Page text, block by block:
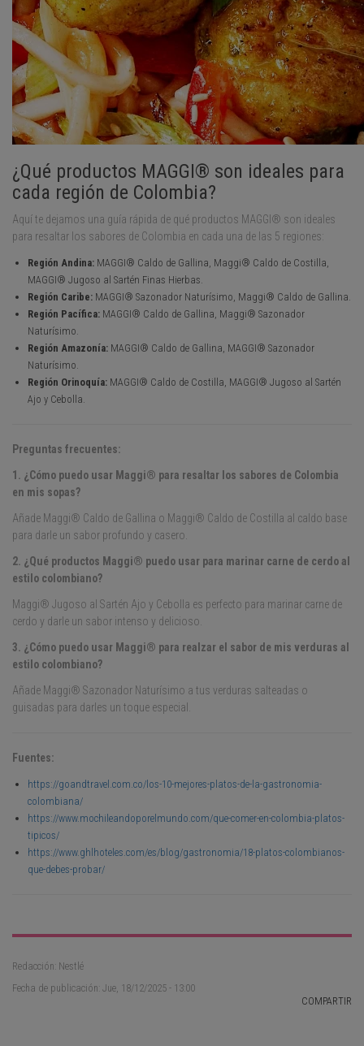
¿Qué productos MAGGI® son ideales para
cada región de Colombia?
Aquí te dejamos una guía rápida de qué productos MAGGI® son ideales
para resaltar los sabores de Colombia en cada una de las 5 regiones:
Región Andina:MAGGI® Caldo de Gallina, Maggi® Caldo de Costilla,
MAGGI® Jugoso al Sartén Finas Hierbas.
Región Caribe:MAGGI® Sazonador Naturísimo, Maggi® Caldo de Gallina.
Región Pacífica:MAGGI® Caldo de Gallina, Maggi® Sazonador
Naturísimo.
Región Amazonía:MAGGI® Caldo de Gallina, MAGGI® Sazonador
Naturísimo.
Región Orinoquía:MAGGI® Caldo de Costilla, MAGGI® Jugoso al Sartén
Ajo y Cebolla.
Preguntas frecuentes:
1. ¿Cómo puedo usar Maggi® para resaltar los sabores de Colombia
en mis sopas?
Añade Maggi® Caldo de Gallina o Maggi® Caldo de Costilla al caldo base
para darle un sabor profundo y casero.
2. ¿Qué productos Maggi® puedo usar para marinar carne de cerdo al
estilo colombiano?
Maggi® Jugoso al Sartén Ajo y Cebolla es perfecto para marinar carne de
cerdo y darle un sabor intenso y delicioso.
3. ¿Cómo puedo usar Maggi® para realzar el sabor de mis verduras al
estilo colombiano?
Añade Maggi® Sazonador Naturísimo a tus verduras salteadas o
guisadas para darles un toque especial.
Fuentes:
https://goandtravel.com.co/los-10-mejores-platos-de-la-gastronomia-
colombiana/
https://www.mochileandoporelmundo.com/que-comer-en-colombia-platos-
tipicos/
https://www.ghlhoteles.com/es/blog/gastronomia/18-platos-colombianos-
que-debes-probar/
Redacción: Nestlé
Fecha de publicación: Jue, 18/12/2025 - 13:00
COMPARTIR